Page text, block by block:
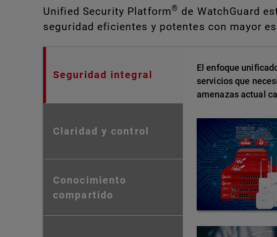
Unified Security Platform® de WatchGuard
seguridad eficientes y potentes con mayor
Seguridad integral
Claridad y control
Conocimiento
compartido
El enfoque
servicios que
amenazas actual